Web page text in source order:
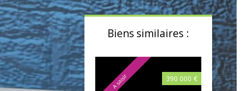
Biens similaires :
A saisir 390 000 €